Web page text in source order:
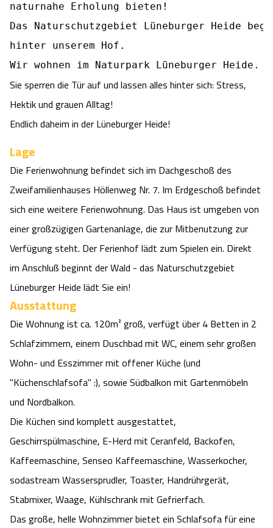
Camping
Urlaub auf dem Bauernhof
Urlaub mit Hund
Last Minute
Kataloge
Videos
Shop
Angebote
Kontakt
Kutschen
Regionale Küche
Tiere
Unterkünfte
Naturhotels
Urlaub auf dem Bauernhof
Landschaftsführungen
Veranstaltungen
Wildpark Lüneburger Heide
Wildpark Schwarze Berge
Otter Zentrum
Wildpark Müden
Ralf Schumacher Kart & Bowl
Das verrückte Haus
Abenteuerland Trampolin-Park
Adventure District Bispingen
Unterkünfte
Veranstaltungen
Shopping Celle
Kulinarisches Celle
Unterkünfte Celle
Veranstaltungen & Führungen Celle
naturnahe Erholung bieten!
Das Naturschutzgebiet Lüneburger Heide
hinter unserem Hof.
Sie sperren die Tür auf und lassen alles hinter sich: Stress,
Hektik und grauen Alltag!
Endlich daheim in der Lüneburger Heide!
Lage
Die Ferienwohnung befindet sich im Dachgeschoß des
Zweifamilienhauses Höllenweg Nr. 7. Im Erdgeschoß befindet
sich eine weitere Ferienwohnung. Das Haus ist umgeben von
einer großzügigen Gartenanlage, die zur Mitbenutzung zur
Verfügung steht. Der Ferienhof lädt zum Spielen ein. Direkt
im Anschluß beginnt der Wald - das Naturschutzgebiet
Lüneburger Heide lädt Sie ein!
Ausstattung
Die Wohnung ist ca. 120m² groß, verfügt über 4 Betten in 2
Schlafzimmern, einem Duschbad mit WC, einem sehr großen
Wohn- und Esszimmer mit offener Küche (und
"Küchenschlafsofa" :), sowie Südbalkon mit Gartenmöbeln
und Nordbalkon.
Die Küchen sind komplett ausgestattet,
Geschirrspülmaschine, E-Herd mit Ceranfeld, Backofen,
Kaffeemaschine, Senseo Kaffeemaschine, Wasserkocher,
sodastream Wassersprudler, Toaster, Handrührgerät,
Stabmixer, Waage, Kühlschrank mit Gefrierfach.
Das große, helle Wohnzimmer bietet ein Schlafsofa für eine